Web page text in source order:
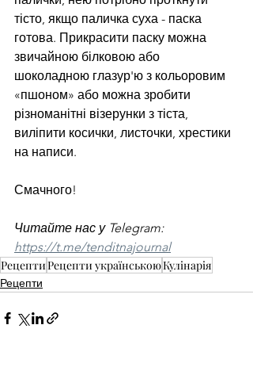
тісто, якщо паличка суха - паска
готова. Прикрасити паску можна
звичайною білковою або
шоколадною глазур'ю з кольоровим
«пшоном» або можна зробити
різноманітні візерунки з тіста,
виліпити косички, листочки, хрестики
на написи.
Смачного!
Читайте нас у Telegram:
https://t.me/tenditnajournal
РецептиРецепти українськоюКулінарія
Рецепти